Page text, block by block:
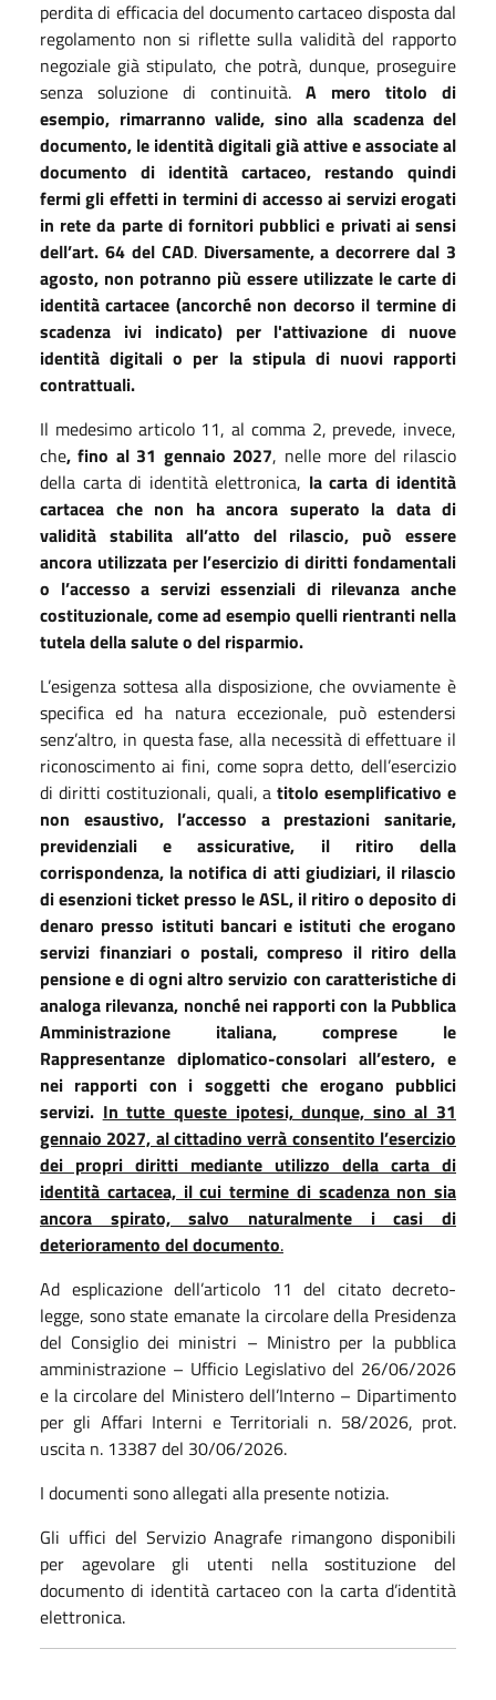
perdita di efficacia del documento cartaceo disposta dal
regolamento non si riflette sulla validità del rapporto
negoziale già stipulato, che potrà, dunque, proseguire
senza soluzione di continuità. A mero titolo di
esempio, rimarranno valide, sino alla scadenza del
documento, le identità digitali già attive e associate al
documento di identità cartaceo, restando quindi
fermi gli effetti in termini di accesso ai servizi erogati
in rete da parte di fornitori pubblici e privati ai sensi
dell’art. 64 del CAD. Diversamente, a decorrere dal 3
agosto, non potranno più essere utilizzate le carte di
identità cartacee (ancorché non decorso il termine di
scadenza ivi indicato) per l'attivazione di nuove
identità digitali o per la stipula di nuovi rapporti
contrattuali.
Il medesimo articolo 11, al comma 2, prevede, invece,
che, fino al 31 gennaio 2027, nelle more del rilascio
della carta di identità elettronica, la carta di identità
cartacea che non ha ancora superato la data di
validità stabilita all’atto del rilascio, può essere
ancora utilizzata per l’esercizio di diritti fondamentali
o l’accesso a servizi essenziali di rilevanza anche
costituzionale, come ad esempio quelli rientranti nella
tutela della salute o del risparmio.
L’esigenza sottesa alla disposizione, che ovviamente è
specifica ed ha natura eccezionale, può estendersi
senz’altro, in questa fase, alla necessità di effettuare il
riconoscimento ai fini, come sopra detto, dell’esercizio
di diritti costituzionali, quali, atitolo esemplificativo e
non esaustivo, l’accesso a prestazioni sanitarie,
previdenziali e assicurative, il ritiro della
corrispondenza, la notifica di atti giudiziari, il rilascio
di esenzioni ticket presso le ASL, il ritiro o deposito di
denaro presso istituti bancari e istituti che erogano
servizi finanziari o postali, compreso il ritiro della
pensione e di ogni altro servizio con caratteristiche di
analoga rilevanza, nonché nei rapporti con la Pubblica
Amministrazione italiana, comprese le
Rappresentanze diplomatico-consolari all’estero, e
nei rapporti con i soggetti che erogano pubblici
servizi. In tutte queste ipotesi, dunque, sino al 31
gennaio 2027, al cittadino verrà consentito l’esercizio
dei propri diritti mediante utilizzo della carta di
identità cartacea, il cui termine di scadenza non sia
ancora spirato, salvo naturalmente i casi di
deterioramento del documento.
Ad esplicazione dell’articolo 11 del citato decreto-
legge, sono state emanate la circolare della Presidenza
del Consiglio dei ministri – Ministro per la pubblica
amministrazione – Ufficio Legislativo del 26/06/2026
e la circolare del Ministero dell’Interno – Dipartimento
per gli Affari Interni e Territoriali n. 58/2026, prot.
uscita n. 13387 del 30/06/2026.
I documenti sono allegati alla presente notizia.
Gli uffici del Servizio Anagrafe rimangono disponibili
per agevolare gli utenti nella sostituzione del
documento di identità cartaceo con la carta d’identità
elettronica.